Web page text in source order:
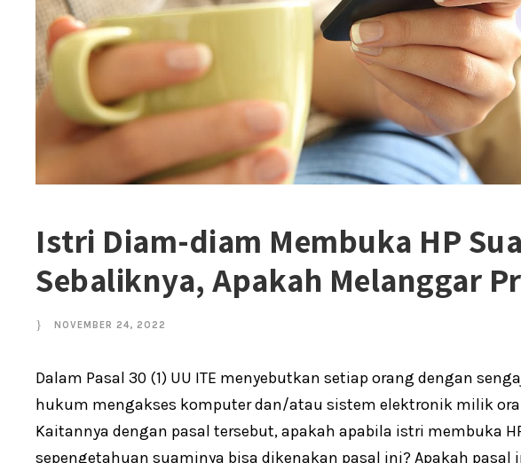
Istri Diam-diam Membuka HP
Sebaliknya, Apakah Melanggar
NOVEMBER 24, 2022
Dalam Pasal 30 (1) UU ITE menyebutkan setiap orang dengan
hukum mengakses komputer dan/atau sistem elektronik milik
Kaitannya dengan pasal tersebut, apakah apabila istri membuka
sepengetahuan suaminya bisa dikenakan pasal ini? Apakah pasal